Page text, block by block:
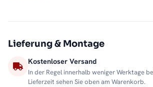
Lieferung & Montage
Kostenloser Versand
In der Regel innerhalb weniger Werktage
Lieferzeit sehen Sie oben am Warenkorb.